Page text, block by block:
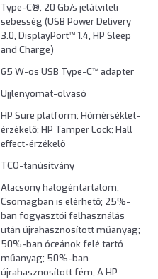
Type-C®, 20 Gb/s jelátviteli
sebesség (USB Power Delivery
3.0, DisplayPort™ 1.4, HP Sleep
and Charge)
65 W-os USB Type-C™ adapter
Ujjlenyomat-olvasó
HP Sure platform; Hőmérséklet-
érzékelő; HP Tamper Lock; Hall
effect-érzékelő
TCO-tanúsítvány
Alacsony halogéntartalom;
Csomagban is elérhető; 25%-
ban fogyasztói felhasználás
után újrahasznosított műanyag;
50%-ban óceánok felé tartó
műanyag; 50%-ban
újrahasznosított fém; A HP